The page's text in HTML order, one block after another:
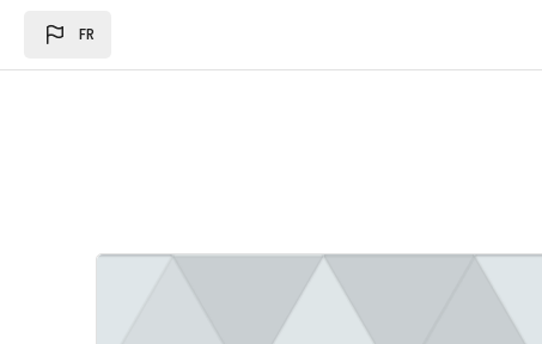
FR
Image du cours Loi des des finances 2024